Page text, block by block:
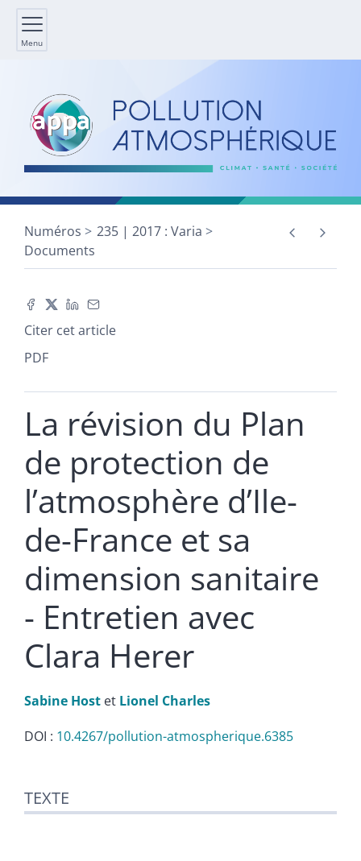
Menu
Numéros
235 | 2017 : Varia
Documents
Citer cet article
PDF
La révision du Plan
de protection de
l’atmosphère d’Ile-
de-France et sa
dimension sanitaire
- Entretien avec
Clara Herer
Sabine Host et Lionel Charles
DOI : 10.4267/pollution-atmospherique.6385
Notes
Citer cet article
TEXTE